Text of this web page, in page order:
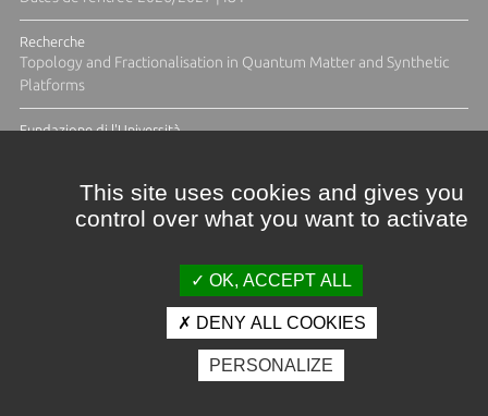
Recherche
Topology and Fractionalisation in Quantum Matter and Synthetic
Platforms
Fundazione di l'Università
Crédits et mentions légales
Espace presse
Photothèque
This site uses cookies and gives you
control over what you want to activate
OK, ACCEPT ALL
DENY ALL COOKIES
PERSONALIZE